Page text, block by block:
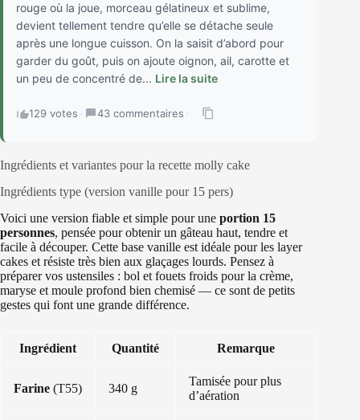
rouge où la joue, morceau gélatineux et sublime,
devient tellement tendre qu’elle se détache seule
après une longue cuisson. On la saisit d’abord pour
garder du goût, puis on ajoute oignon, ail, carotte et
un peu de concentré de... Lire la suite
129 votes · 43 commentaires ·
Ingrédients et variantes pour la recette molly cake
Ingrédients type (version vanille pour 15 pers)
Voici une version fiable et simple pour une portion 15
personnes, pensée pour obtenir un gâteau haut, tendre et
facile à découper. Cette base vanille est idéale pour les layer
cakes et résiste très bien aux glaçages lourds. Pensez à
préparer vos ustensiles : bol et fouets froids pour la crème,
maryse et moule profond bien chemisé — ce sont de petits
gestes qui font une grande différence.
Ingrédient Quantité Remarque
Farine (T55) 340 g
Tamisée pour plus
d’aération